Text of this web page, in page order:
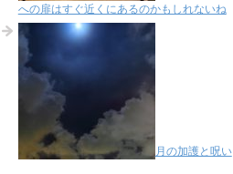
への扉はすぐ近くにあるのかもしれないね
月の加護と呪い